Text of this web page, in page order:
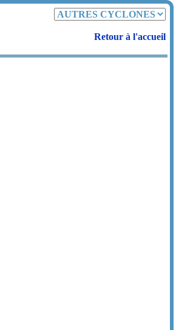
Retour à l'accueil